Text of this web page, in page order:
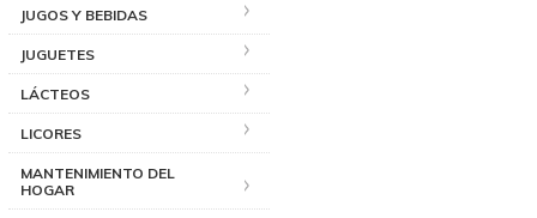
JUGOS Y BEBIDAS
JUGUETES
LÁCTEOS
LICORES
MANTENIMIENTO DEL
HOGAR